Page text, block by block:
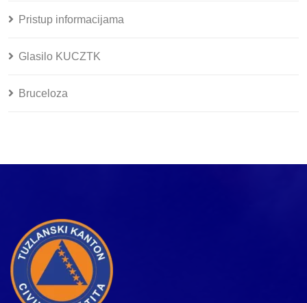
Pristup informacijama
Glasilo KUCZTK
Bruceloza